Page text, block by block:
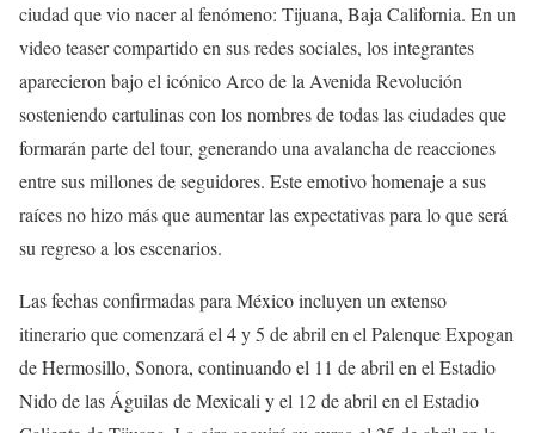
ciudad que vio nacer al fenómeno: Tijuana, Baja California. En un
video teaser compartido en sus redes sociales, los integrantes
aparecieron bajo el icónico Arco de la Avenida Revolución
sosteniendo cartulinas con los nombres de todas las ciudades que
formarán parte del tour, generando una avalancha de reacciones
entre sus millones de seguidores. Este emotivo homenaje a sus
raíces no hizo más que aumentar las expectativas para lo que será
su regreso a los escenarios.
Las fechas confirmadas para México incluyen un extenso
itinerario que comenzará el 4 y 5 de abril en el Palenque Expogan
de Hermosillo, Sonora, continuando el 11 de abril en el Estadio
Nido de las Águilas de Mexicali y el 12 de abril en el Estadio